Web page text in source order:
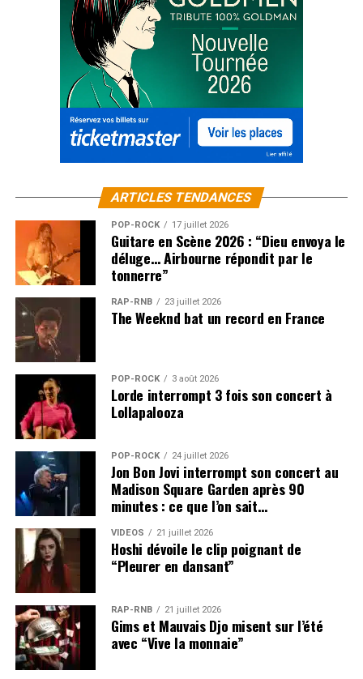
SUJETS ASSOCIÉS: PALÉO FESTIVAL
ARTICLES TENDANCES
POP-ROCK 17 juillet 2026
Guitare en Scène 2026 : “Dieu envoya le
déluge… Airbourne répondit par le
tonnerre”
RAP-RNB 23 juillet 2026
The Weeknd bat un record en France
POP-ROCK 3 août 2026
Lorde interrompt 3 fois son concert à
Lollapalooza
POP-ROCK 24 juillet 2026
Jon Bon Jovi interrompt son concert au
Madison Square Garden après 90
minutes : ce que l’on sait…
VIDEOS 21 juillet 2026
Hoshi dévoile le clip poignant de
“Pleurer en dansant”
RAP-RNB 21 juillet 2026
Gims et Mauvais Djo misent sur l’été
avec “Vive la monnaie”